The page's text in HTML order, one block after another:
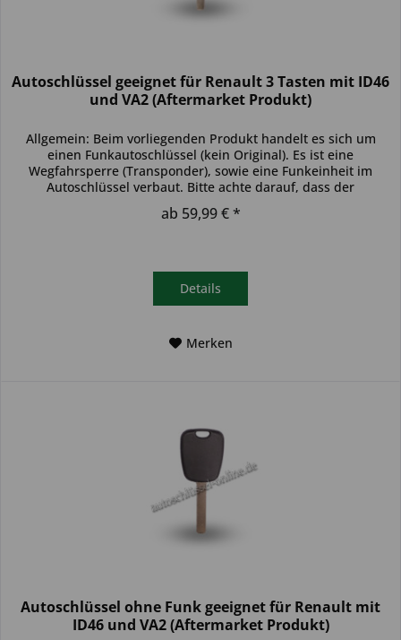
Autoschlüssel geeignet für Renault 3 Tasten mit ID46
und VA2 (Aftermarket Produkt)
Allgemein: Beim vorliegenden Produkt handelt es sich um
einen Funkautoschlüssel (kein Original). Es ist eine
Wegfahrsperre (Transponder), sowie eine Funkeinheit im
Autoschlüssel verbaut. Bitte achte darauf, dass der
Autoschlüssel deinem...
ab 59,99 € *
Details
Merken
Autoschlüssel ohne Funk geeignet für Renault mit
ID46 und VA2 (Aftermarket Produkt)